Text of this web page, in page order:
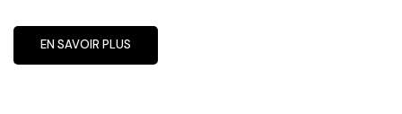
EN SAVOIR PLUS